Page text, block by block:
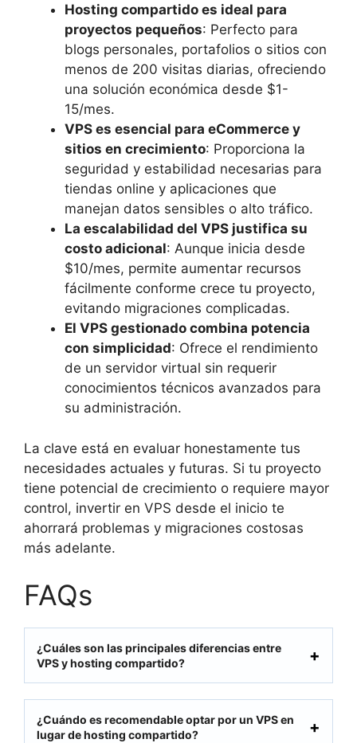
Hosting compartido es ideal para
proyectos pequeños: Perfecto para
blogs personales, portafolios o sitios con
menos de 200 visitas diarias, ofreciendo
una solución económica desde $1-
15/mes.
VPS es esencial para eCommerce y
sitios en crecimiento: Proporciona la
seguridad y estabilidad necesarias para
tiendas online y aplicaciones que
manejan datos sensibles o alto tráfico.
La escalabilidad del VPS justifica su
costo adicional: Aunque inicia desde
$10/mes, permite aumentar recursos
fácilmente conforme crece tu proyecto,
evitando migraciones complicadas.
El VPS gestionado combina potencia
con simplicidad: Ofrece el rendimiento
de un servidor virtual sin requerir
conocimientos técnicos avanzados para
su administración.
La clave está en evaluar honestamente tus
necesidades actuales y futuras. Si tu proyecto
tiene potencial de crecimiento o requiere mayor
control, invertir en VPS desde el inicio te
ahorrará problemas y migraciones costosas
más adelante.
FAQs
¿Cuáles son las principales diferencias entre
VPS y hosting compartido?
¿Cuándo es recomendable optar por un VPS en
lugar de hosting compartido?